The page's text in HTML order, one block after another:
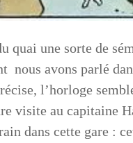
quai une sorte de
nous avons parlé
l’horloge
visite au capitaine
dans cette gare :